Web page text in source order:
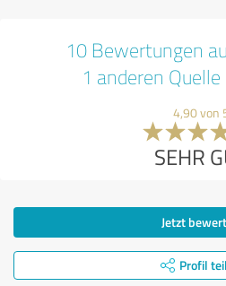
10 Bewertungen
1 anderen Quelle
4,90 von
SEHR
Jetzt
Profil